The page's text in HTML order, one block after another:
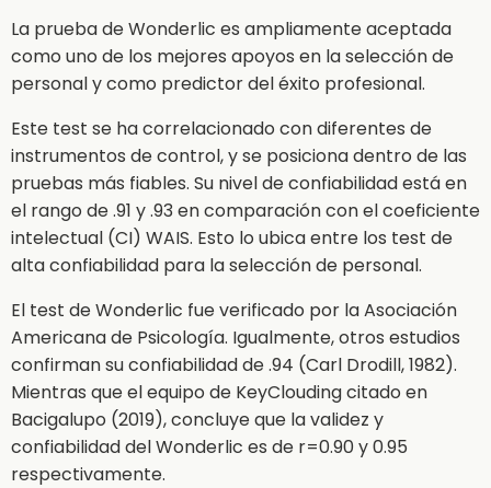
La prueba de Wonderlic es ampliamente aceptada
como uno de los mejores apoyos en la selección de
personal y como predictor del éxito profesional.
Este test se ha correlacionado con diferentes de
instrumentos de control, y se posiciona dentro de las
pruebas más fiables. Su nivel de confiabilidad está en
el rango de .91 y .93 en comparación con el coeficiente
intelectual (CI) WAIS. Esto lo ubica entre los test de
alta confiabilidad para la selección de personal.
El test de Wonderlic fue verificado por la Asociación
Americana de Psicología. Igualmente, otros estudios
confirman su confiabilidad de .94 (Carl Drodill, 1982).
Mientras que el equipo de KeyClouding citado en
Bacigalupo (2019), concluye que la validez y
confiabilidad del Wonderlic es de r=0.90 y 0.95
respectivamente.